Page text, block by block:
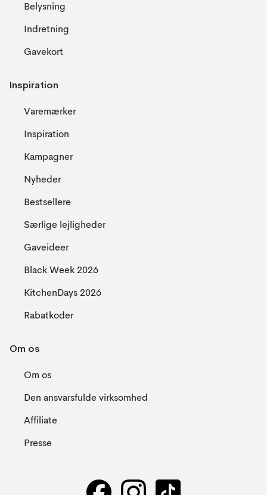
Belysning
Indretning
Gavekort
Inspiration
Varemærker
Inspiration
Kampagner
Nyheder
Bestsellere
Særlige lejligheder
Gaveideer
Black Week 2026
KitchenDays 2026
Rabatkoder
Om os
Om os
Den ansvarsfulde virksomhed
Affiliate
Presse